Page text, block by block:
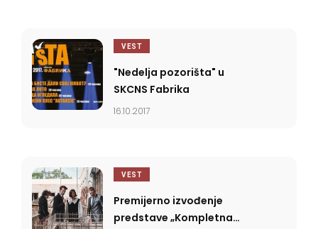
VEST
"Nedelja pozorišta" u
SKCNS Fabrika
16.10.2017
VEST
Premijerno izvođenje
predstave „Kompletna